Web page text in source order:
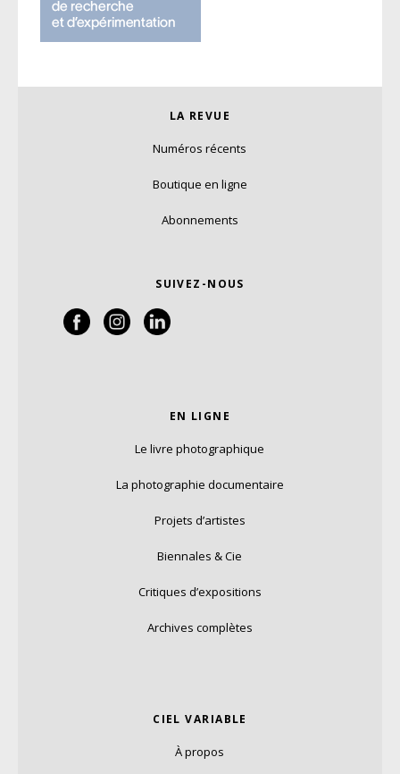
LA REVUE
Numéros récents
Boutique en ligne
Abonnements
SUIVEZ-NOUS
EN LIGNE
Le livre photographique
La photographie documentaire
Projets d’artistes
Biennales & Cie
Critiques d’expositions
Archives complètes
CIEL VARIABLE
À propos